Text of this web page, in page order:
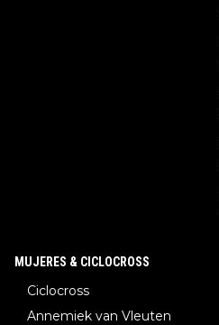
MUJERES & CICLOCROSS
Ciclocross
Annemiek van Vleuten